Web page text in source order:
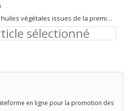
végétales issues de la première pression à froid
sélectionné
en ligne pour la promotion des